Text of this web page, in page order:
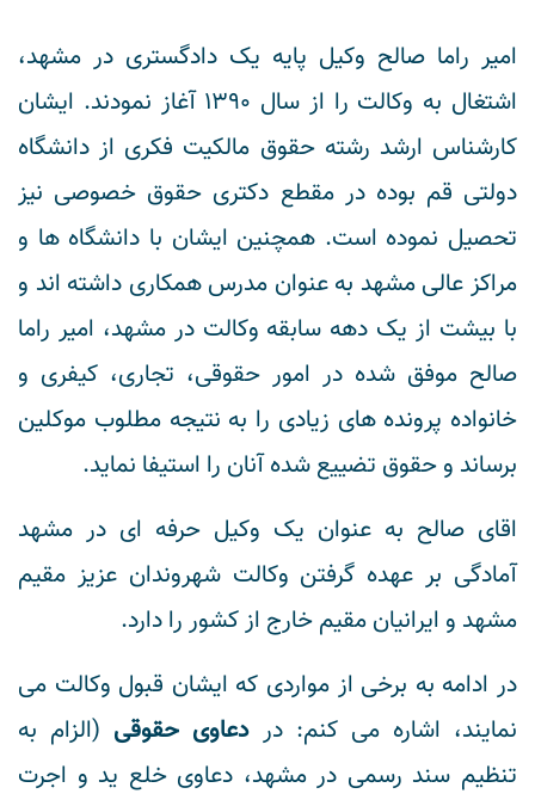
امیر راما صالح وکیل پایه یک دادگستری در مشهد،
اشتغال به وکالت را از سال 1390 آغاز نمودند. ایشان
کارشناس ارشد رشته حقوق مالکیت فکری از دانشگاه
دولتی قم بوده در مقطع دکتری حقوق خصوصی نیز
تحصیل نموده است. همچنین ایشان با دانشگاه ها و
مراکز عالی مشهد به عنوان مدرس همکاری داشته اند و
با بیشت از یک دهه سابقه وکالت در مشهد، امیر راما
صالح موفق شده در امور حقوقی، تجاری، کیفری و
خانواده پرونده های زیادی را به نتیجه مطلوب موکلین
برساند و حقوق تضییع شده آنان را استیفا نماید.
اقای صالح به عنوان یک وکیل حرفه ای در مشهد
آمادگی بر عهده گرفتن وکالت شهروندان عزیز مقیم
مشهد و ایرانیان مقیم خارج از کشور را دارد.
در ادامه به برخی از مواردی که ایشان قبول وکالت می
نمایند، اشاره می کنم: دردعاوی حقوقی (الزام به
تنظیم سند رسمی در مشهد، دعاوی خلع ید و اجرت